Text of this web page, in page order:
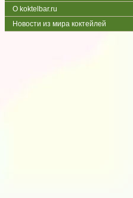
О koktelbar.ru
Новости из мира коктейлей